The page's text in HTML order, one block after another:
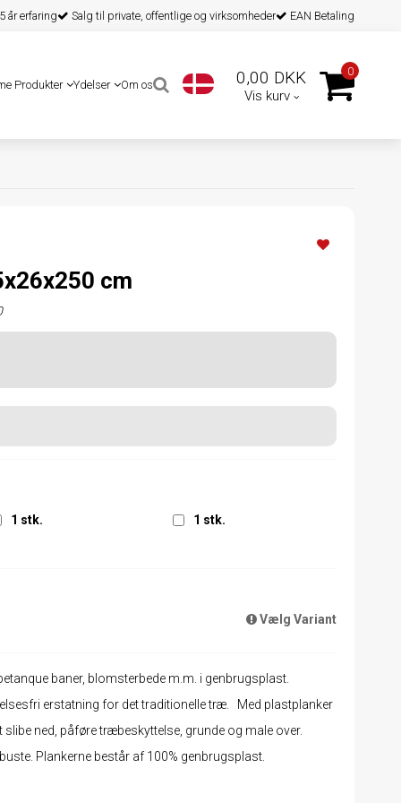
år erfaring Salg til private, offentlige og virksomheder EAN Betaling
Produkter Ydelser Om os 0,00 DKK
Vis kurv
0
cm
1 stk.
1 stk.
Vælg Variant
baner, blomsterbede m.m. i genbrugsplast.
erstatning for det traditionelle træ. Med plastplanker
ned, påføre træbeskyttelse, grunde og male over.
Plankerne består af 100% genbrugsplast.